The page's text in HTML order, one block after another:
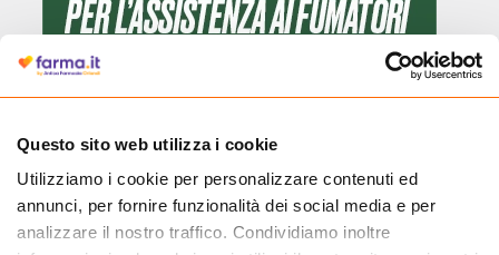
Questo sito web utilizza i cookie
Utilizziamo i cookie per personalizzare contenuti ed
annunci, per fornire funzionalità dei social media e per
analizzare il nostro traffico. Condividiamo inoltre
Cliccando il badge, puoi verificare che Farma.it è un'entità regolarmente
autorizzata dal Ministero della Salute a effettuare la vendita online di
medicinali.